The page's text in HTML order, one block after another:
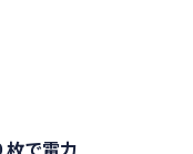
で電力